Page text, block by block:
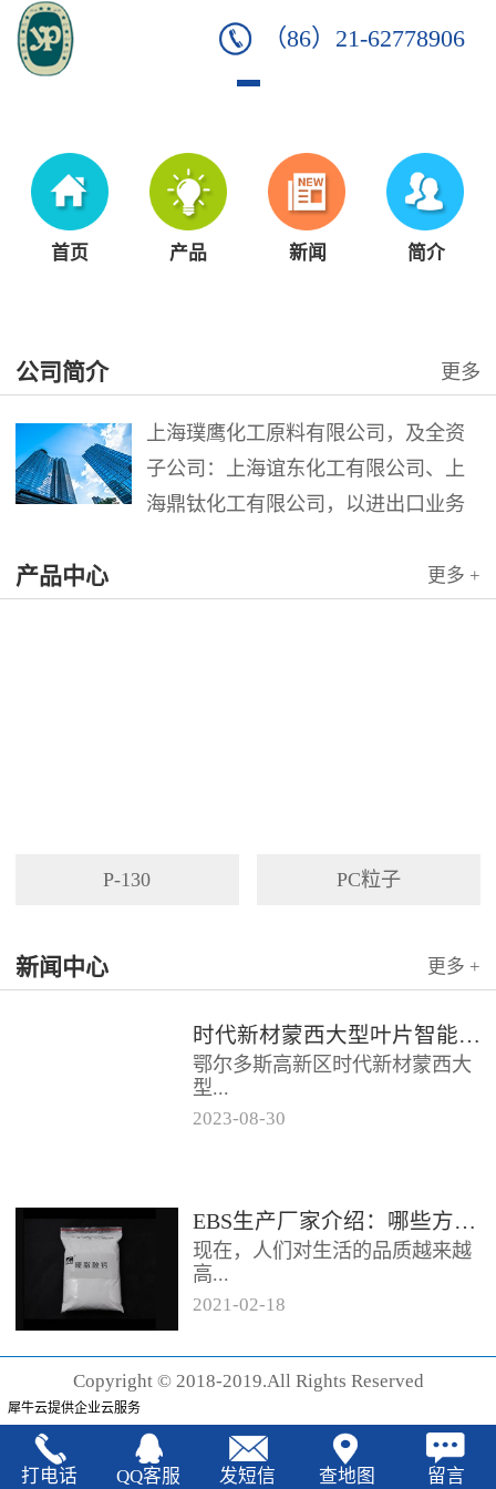
（86）21-62778906
首页 产品 新闻 简介
公司简介 更多
上海璞鹰化工原料有限公司，及全资
子公司：上海谊东化工有限公司、上
海鼎钛化工有限公司，以进出口业务
品。公司以其灵活的市场对策和创造
产品中心 更多 +
P-130 PC粒子
新闻中心 更多 +
时代新材蒙西大型叶片智能制造基地项目开工
鄂尔多斯高新区时代新材蒙西大
型...
分为...
2023-08-30
EBS生产厂家‍介绍：哪些方法可以验证EBS的润滑效果
现在，人们对生活的品质越来越
高...
声也越来越强烈，很多厂家在利
2021-02-18
Copyright © 2018-2019.All Rights Reserved
犀牛云提供企业云服务
打电话 QQ客服 发短信 查地图 留言